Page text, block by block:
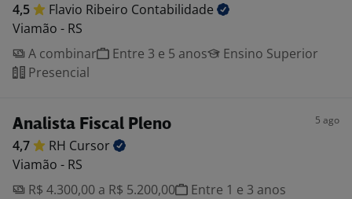
4,5 Flavio Ribeiro Contabilidade
Viamão - RS
A combinar
Entre 3 e 5 anos
Ensino Superior
Presencial
Analista Fiscal Pleno 5 ago
4,7 RH Cursor
Viamão - RS
R$ 4.300,00 a R$ 5.200,00
Entre 1 e 3 anos